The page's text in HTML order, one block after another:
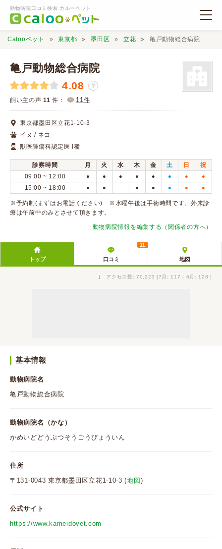
動物病院口コミ検索 カルーペット
動物病院検索
口コミ検索
Calooペットとは？
口コミ投稿
Calooペット 東京都 墨田区 立花 亀戸動物総合病院
亀戸動物総合病院
4.08 ？
飼い主の声 11 件： 11件
東京都墨田区立花1-10-3
イヌ / ネコ
獣医腫瘍科認定医 I種
診察時間 月 火 水 木 金 土 日
祝
09:00 ~ 12:00
● ● ● ● ● ● ● ●
15:00 ~ 18:00 ● ● ● ● ● ● ●
※予約制(まずはお電話ください) ※水曜午後は手術時間です。外来診
療は午前中のみとさせて頂きます。
動物病院情報を編集する（関係者の方へ）
トップ 口コミ
11
地図
↓ アクセス数: 70,223 [7月: 117 | 6月: 128 ]
基本情報
動物病院名
亀戸動物総合病院
動物病院名（かな）
かめいどどうぶつそうごうびょういん
住所
〒131-0043 東京都墨田区立花1-10-3 (地図 )
公式サイト
https://www.kameidovet.com